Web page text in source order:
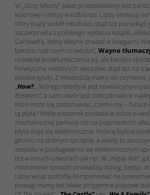
W „Oczy Mlody” świat przedstawiony jest
kolorowy i milszy w odbiorze. Lipsy serwują
który krąży wokół młodości, stąd też poniekąd
zaczerpnięta z polskiego wydania książki
Cardwell’a, którą Wayne znalazł w księgarni.
bardzo nad czym rozwodzić, Wayne
rozważał przetłumaczenia jej, ale bardzo
fonetyczne niektórych wyrazów, stąd też na
polskie tytuły. Z młodością mamy do czynienia
„How?„, którego teledysk jest rewelacyjnym
Breakers”, a sam utwór jest zdecydowanie
Ktoś może się zastanawiać, czemu my –
tą płytą? Wiele piosenek posiada w sobie o
mechanicznej perkusji niż na poprzednich
płyta staje się elektroniczna. Polecę byście
głośno na dobrym sprzęcie, a wtedy to
zespołu w posługiwaniu się elektronicznym
też w innych utworach jak np. W „Nigdy Nie”,
mistrzowski sposób prowadzą dialog, będąc
Lipsy wciąż potrafią komponować na
powagi mamy też lekkie przyjemne popowe